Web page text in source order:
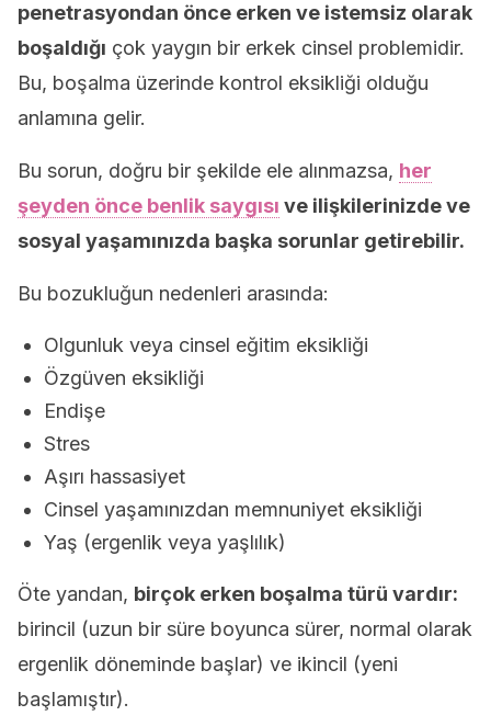
penetrasyondan önce erken ve istemsiz olarak
boşaldığı çok yaygın bir erkek cinsel problemidir.
Bu, boşalma üzerinde kontrol eksikliği olduğu
anlamına gelir.
Bu sorun, doğru bir şekilde ele alınmazsa, her
şeyden önce benlik saygısı ve ilişkilerinizde ve
sosyal yaşamınızda başka sorunlar getirebilir.
Bu bozukluğun nedenleri arasında:
Olgunluk veya cinsel eğitim eksikliği
Özgüven eksikliği
Endişe
Stres
Aşırı hassasiyet
Cinsel yaşamınızdan memnuniyet eksikliği
Yaş (ergenlik veya yaşlılık)
Öte yandan, birçok erken boşalma türü vardır:
birincil (uzun bir süre boyunca sürer, normal olarak
ergenlik döneminde başlar) ve ikincil (yeni
başlamıştır).